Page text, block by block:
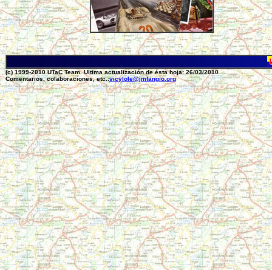
(c) 1999-2010 UTaC Team. Ultima actualización de ésta hoja: 26/03/2010
Comentarios, colaboraciones, etc.:vicylole@jmfangio.org